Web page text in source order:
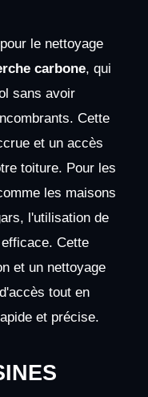
le nettoyage
carbone, qui
sans avoir
Cette
et un accès
toiture. Pour les
les maisons
l'utilisation de
Cette
et un nettoyage
tout en
et précise.